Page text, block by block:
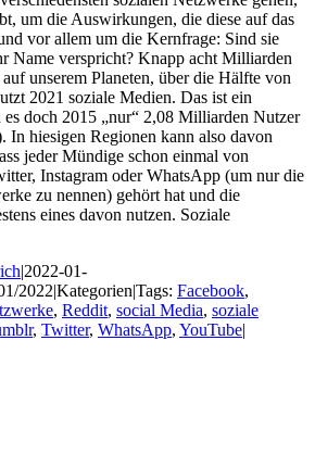
um die Auswirkungen, die diese auf das
vor allem um die Kernfrage: Sind sie
Name verspricht? Knapp acht Milliarden
unserem Planeten, über die Hälfte von
2021 soziale Medien. Das ist ein
doch 2015 „nur“ 2,08 Milliarden Nutzer
In hiesigen Regionen kann also davon
jeder Mündige schon einmal von
Instagram oder WhatsApp (um nur die
zu nennen) gehört hat und die
eines davon nutzen. Soziale
|2022-01-
2022|Kategorien|Tags: Facebook,
, Reddit, social Media, soziale
, Twitter, WhatsApp, YouTube|